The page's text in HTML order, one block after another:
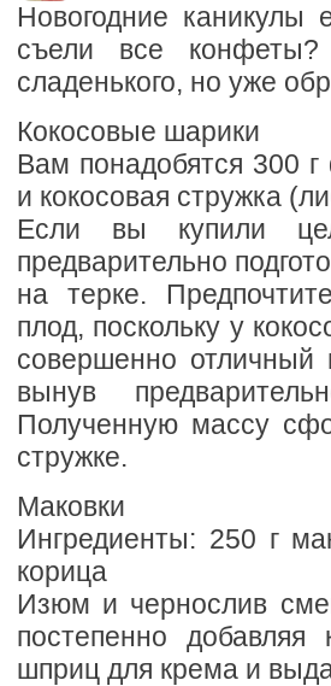
Новогодние
съели все
сладенького, но уже
Кокосовые шарики
Вам понадобятся 300
и кокосовая стружка
Если вы купили
предварительно
на терке.
плод, поскольку у
совершенно отличный
вынув
Полученную массу
стружке.
Маковки
Ингредиенты: 250 г
корица
Изюм и чернослив
постепенно
шприц для крема и